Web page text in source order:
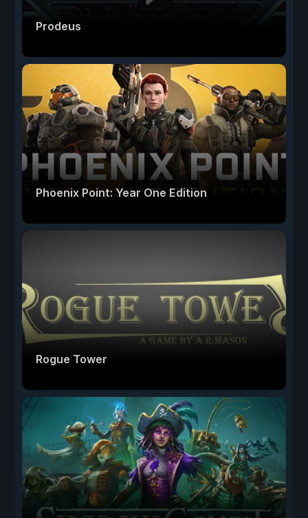
Prodeus
Phoenix Point: Year One Edition
Rogue Tower